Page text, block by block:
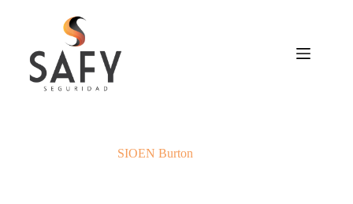
SIOEN Burton